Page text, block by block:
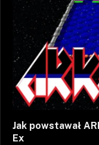
Jak powstawał
Ex